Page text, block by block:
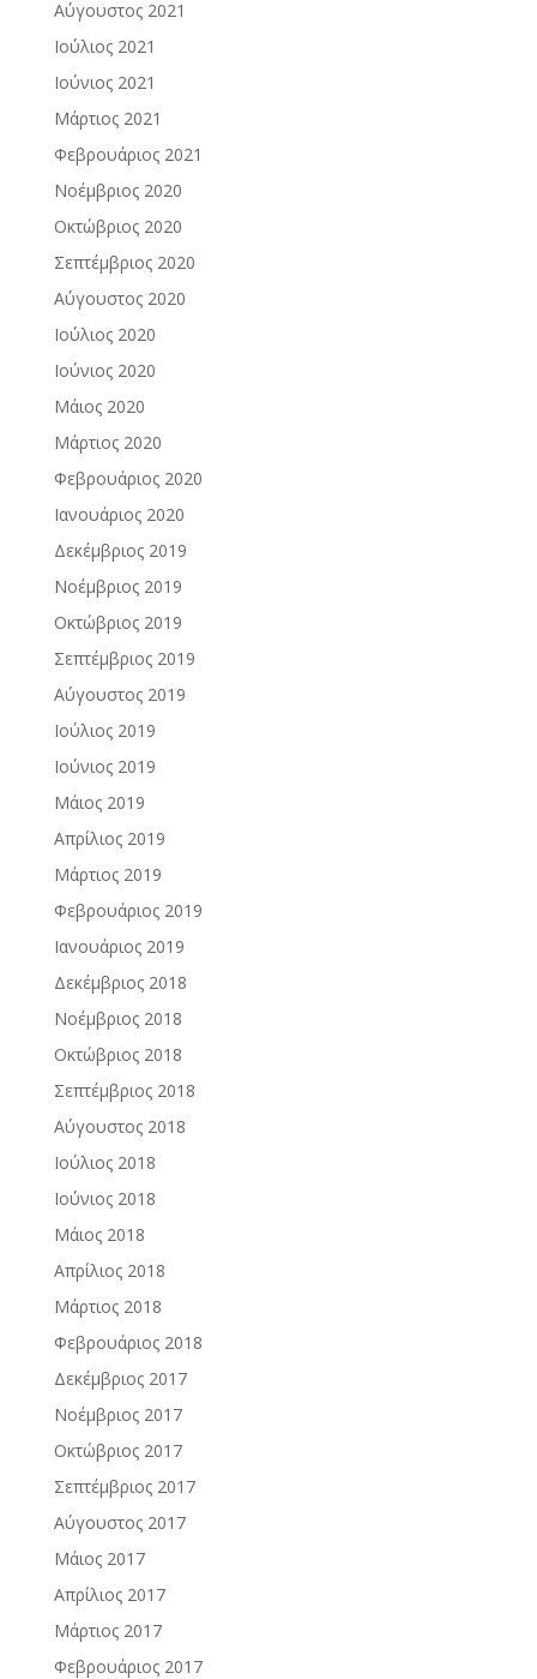
Αύγουστος 2021
Ιούλιος 2021
Ιούνιος 2021
Μάρτιος 2021
Φεβρουάριος 2021
Νοέμβριος 2020
Οκτώβριος 2020
Σεπτέμβριος 2020
Αύγουστος 2020
Ιούλιος 2020
Ιούνιος 2020
Μάιος 2020
Μάρτιος 2020
Φεβρουάριος 2020
Ιανουάριος 2020
Δεκέμβριος 2019
Νοέμβριος 2019
Οκτώβριος 2019
Σεπτέμβριος 2019
Αύγουστος 2019
Ιούλιος 2019
Ιούνιος 2019
Μάιος 2019
Απρίλιος 2019
Μάρτιος 2019
Φεβρουάριος 2019
Ιανουάριος 2019
Δεκέμβριος 2018
Νοέμβριος 2018
Οκτώβριος 2018
Σεπτέμβριος 2018
Αύγουστος 2018
Ιούλιος 2018
Ιούνιος 2018
Μάιος 2018
Απρίλιος 2018
Μάρτιος 2018
Φεβρουάριος 2018
Δεκέμβριος 2017
Νοέμβριος 2017
Οκτώβριος 2017
Σεπτέμβριος 2017
Αύγουστος 2017
Μάιος 2017
Απρίλιος 2017
Μάρτιος 2017
Φεβρουάριος 2017